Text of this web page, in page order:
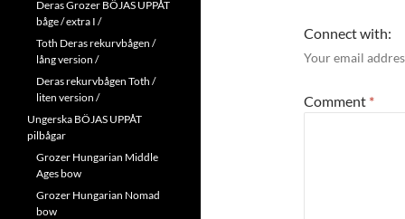
Connect with:
Your email
Comment *
Deras Grozer BÖJAS UPPÅT
båge / extra I /
Toth Deras rekurvbågen /
lång version /
Deras rekurvbågen Toth /
liten version /
Ungerska BÖJAS UPPÅT
pilbågar
Grozer Hungarian Middle
Ages bow
Grozer Hungarian Nomad
bow